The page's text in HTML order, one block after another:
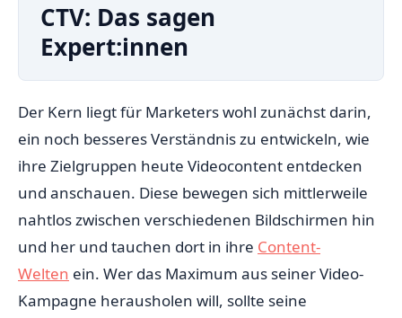
CTV: Das sagen
Expert:innen
Der Kern liegt für Marketers wohl zunächst darin,
ein noch besseres Verständnis zu entwickeln, wie
ihre Zielgruppen heute Videocontent entdecken
und anschauen. Diese bewegen sich mittlerweile
nahtlos zwischen verschiedenen Bildschirmen hin
und her und tauchen dort in ihre Content-
Welten ein. Wer das Maximum aus seiner Video-
Kampagne herausholen will, sollte seine